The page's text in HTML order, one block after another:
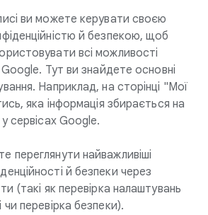
ви можете керувати своєю
й безпекою, щоб
всі можливості
Google. Тут ви знайдете основні
Наприклад, на сторінці "Мої
яка інформація збирається на
сервісах Google.
переглянути найважливіші
й безпеки через
(такі як перевірка налаштувань
чи перевірка безпеки).